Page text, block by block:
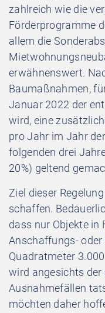
zahlreich wie die
Förderprogramme
allem die
erwähnenswert.
Baumaßnahmen,
Januar 2022 der
wird, eine
pro Jahr im Jahr
folgenden drei
20%) geltend
Ziel dieser
schaffen.
dass nur Objekte in
Anschaffungs-
Quadratmeter
wird angesichts der
Ausnahmefällen
möchten daher